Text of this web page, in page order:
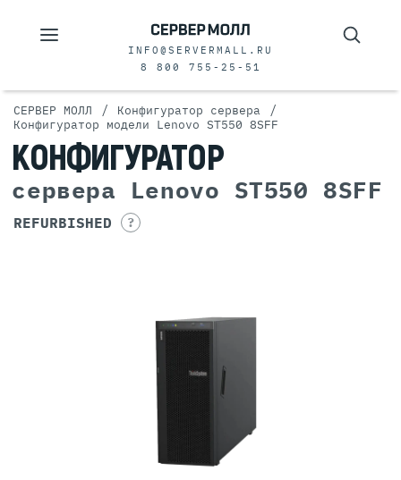
INFO@SERVERMALL.RU
8 800 755-25-51
СЕРВЕР МОЛЛ / Конфигуратор сервера /
Конфигуратор модели Lenovo ST550 8SFF
КОНФИГУРАТОР
сервера Lenovo ST550 8SFF
REFURBISHED ?